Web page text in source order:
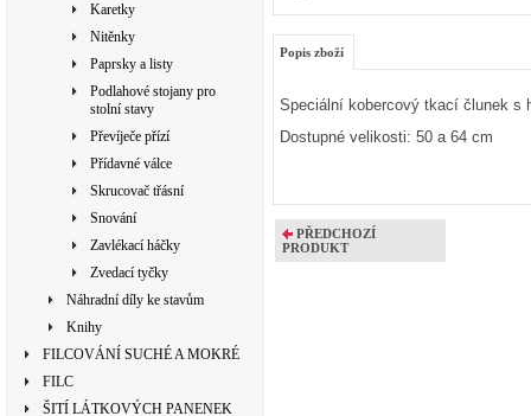
Karetky
Nitěnky
Paprsky a listy
Podlahové stojany pro
stolní stavy
Převíječe přízí
Přídavné válce
Skrucovač třásní
Snování
Zavlékací háčky
Zvedací tyčky
Náhradní díly ke stavům
Knihy
FILCOVÁNÍ SUCHÉ A MOKRÉ
FILC
ŠITÍ LÁTKOVÝCH PANENEK
Popis zboží
Speciální kobercový tkací člunek s
Dostupné velikosti: 50 a 64 cm
PŘEDCHOZÍ
PRODUKT